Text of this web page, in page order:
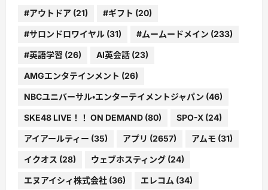
#アウトドア (21) #ギフト (20)
#サロンドロワイヤル (31) #ムームードメイン (233)
#英語学習 (26) AI英会話 (23)
AMGエンタテインメント (26)
NBCユニバーサル・エンターテイメントジャパン (46)
SKE48 LIVE！！ ON DEMAND (80) SPO-X (24)
アイアールティー (35) アプリ (2657) アムモ (31)
イクオス (28) ウェブホスティング (24)
エヌアイシィ株式会社 (36) エレコム (34)